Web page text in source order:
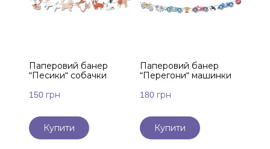
Паперовий банер
"Песики" собачки
150 грн
Купити
Паперовий банер
"Перегони" машинки
180 грн
Купити